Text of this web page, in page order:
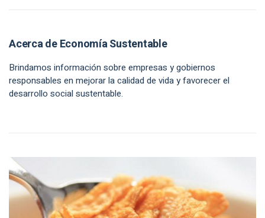
Acerca de Economía Sustentable
Brindamos información sobre empresas y gobiernos
responsables en mejorar la calidad de vida y favorecer el
desarrollo social sustentable.